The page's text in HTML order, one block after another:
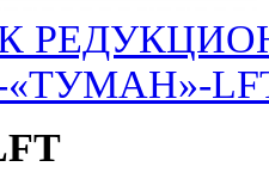
«ТУМАН»-